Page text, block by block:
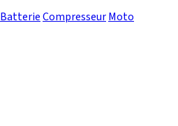
BatterieCompresseurMoto